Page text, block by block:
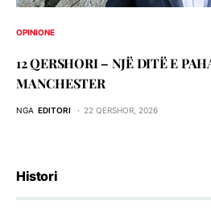
OPINIONE
12 QERSHORI – NJË DITË E
MANCHESTER
NGA EDITORI 22 QERSHOR, 2026
Histori